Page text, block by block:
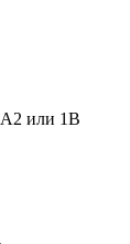
или 1В